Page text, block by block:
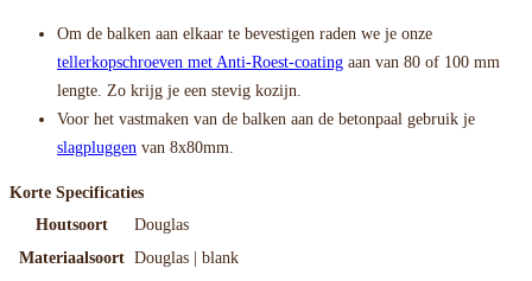
Om de balken aan elkaar te bevestigen raden we je onze
tellerkopschroeven met Anti-Roest-coating aan van 80 of 100 mm
lengte. Zo krijg je een stevig kozijn.
Voor het vastmaken van de balken aan de betonpaal gebruik je
slagpluggen van 8x80mm.
Korte Specificaties
Houtsoort
Douglas
Materiaalsoort Douglas | blank